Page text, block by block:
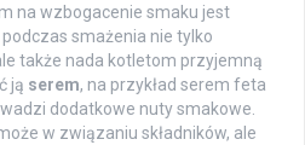
na wzbogacenie smaku jest
podczas smażenia nie tylko
także nada kotletom przyjemną
ją serem, na przykład serem feta
dodatkowe nuty smakowe.
w związaniu składników, ale